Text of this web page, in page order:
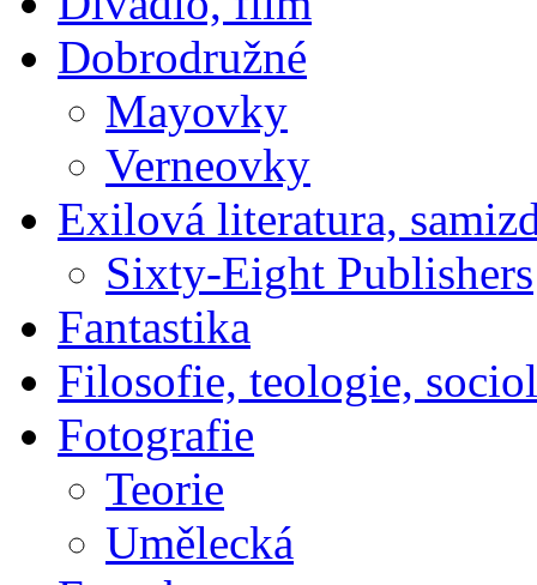
Dobrodružné
Mayovky
Verneovky
Exilová literatura,
Sixty-Eight Publishers
Fantastika
Filosofie, teologie,
Fotografie
Teorie
Umělecká